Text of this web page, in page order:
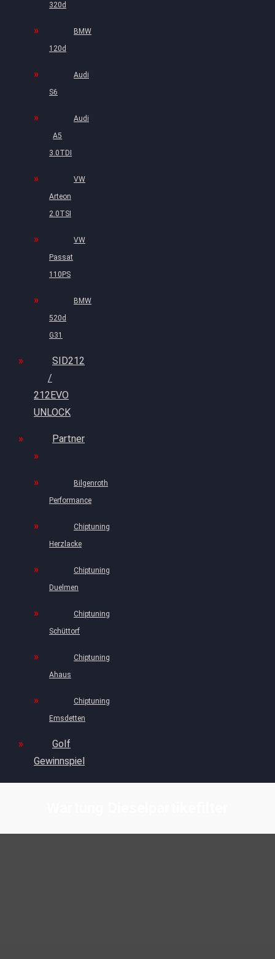
320d
BMW
120d
Audi
S6
Audi
A5
3.0TDI
VW
Arteon
2.0TSI
VW
Passat
110PS
BMW
520d
G31
SID212
/
212EVO
UNLOCK
Partner
Bilgenroth
Performance
Chiptuning
Herzlacke
Chiptuning
Duelmen
Chiptuning
Schüttorf
Chiptuning
Ahaus
Chiptuning
Emsdetten
Golf
Gewinnspiel